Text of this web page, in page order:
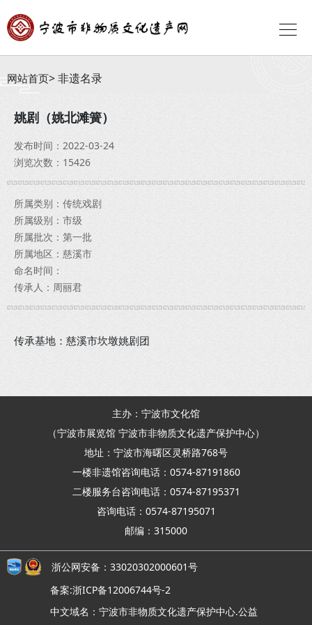
网站首页 非遗名录
姚剧（姚北滩簧）
发布时间：2022-03-24
浏览次数：15426
所属类别：传统戏剧
所属级别：市级
所属批次：第一批
所属地区：慈溪市
命名时间：
传承人：周丽君
传承基地：慈溪市坎墩姚剧团
主办：宁波市文化馆
（宁波市展览馆 宁波市非物质文化遗产保护中心）
地址：宁波市海曙区灵桥路768号
一楼非遗馆咨询电话：0574-87191860
二楼服务台咨询电话：0574-87195371
咨询电话：0574-87195071
邮编：315000
浙公网安备：33020302000601号
备案:浙ICP备12006744号-2
中文域名：宁波市非物质文化遗产保护中心.公益